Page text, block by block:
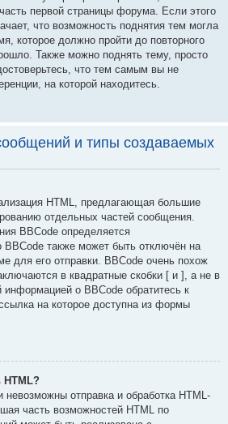
первой страницы форума. Если этого
что возможность поднятия тем могла
которое должно пройти до повторного
Также можно поднять тему, просто
что тем самым вы не
на которой находитесь.
и типы создаваемых
HTML, предлагающая большие
отдельных частей сообщения.
BBCode определяется
BBCode также может быть отключён на
для его отправки. BBCode очень похож
в квадратные скобки [ и ], а не в
о BBCode обратитесь к
на которое доступна из формы
HTML?
невозможны отправка и обработка HTML-
часть возможностей HTML по